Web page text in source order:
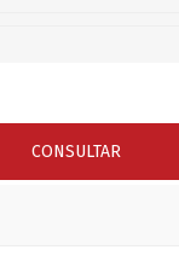
CONSULTAR